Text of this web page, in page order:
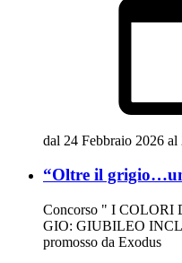
dal 24 Febbraio 2026
“Oltre il
Concorso " I
GIO: GIUBILEO
promosso da Exodus